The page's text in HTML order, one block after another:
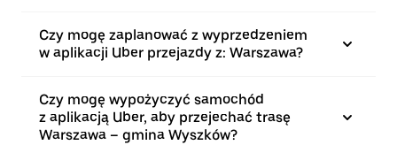
Czy mogę zaplanować z wyprzedzeniem
w aplikacji Uber przejazdy z: Warszawa?
Czy mogę wypożyczyć samochód
z aplikacją Uber, aby przejechać trasę
Warszawa – gmina Wyszków?